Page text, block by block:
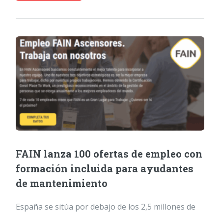
FAIN lanza 100 ofertas de empleo con
formación incluida para ayudantes
de mantenimiento
España se sitúa por debajo de los 2,5 millones de